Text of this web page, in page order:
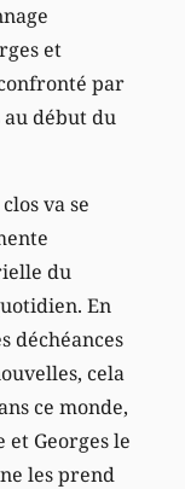
et
par
au début du
va se
du
En
déchéances
cela
ce monde,
et Georges le
les prend